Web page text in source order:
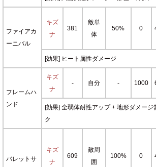
ファイアカ
ーニバル
キズ
ナ
381
敵単
体
50% 0
[効果] ヒート属性ダメージ
フレームハ
ンド
キズ
ナ
- 自分 - 1000
[効果] 全弱体耐性アップ + 地形ダメージ
ク
バレットサ
キズ
ナ
609
敵周
囲
100% 0